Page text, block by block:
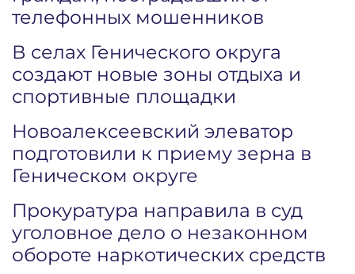
телефонных мошенников
В селах Генического округа
создают новые зоны отдыха и
спортивные площадки
Новоалексеевский элеватор
подготовили к приему зерна в
Геническом округе
Прокуратура направила в суд
уголовное дело о незаконном
обороте наркотических средств